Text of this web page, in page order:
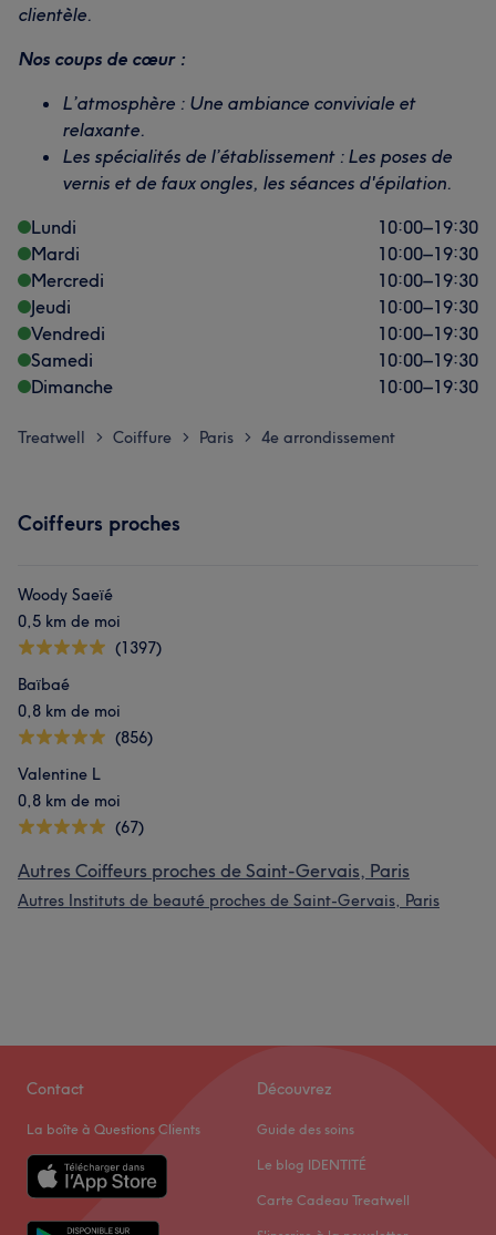
clientèle.
Nos coups de cœur :
L’atmosphère : Une ambiance conviviale et
relaxante.
Les spécialités de l’établissement : Les poses de
vernis et de faux ongles, les séances d'épilation.
Lundi
10:00–19:30
Mardi
10:00–19:30
Mercredi
10:00–19:30
Jeudi
10:00–19:30
Vendredi
10:00–19:30
Samedi
10:00–19:30
Dimanche
10:00–19:30
Treatwell > Coiffure > Paris > 4e arrondissement
Coiffeurs proches
Woody Saeïé
0,5 km de moi
(1397)
Baïbaé
0,8 km de moi
(856)
Valentine L
0,8 km de moi
(67)
Autres Coiffeurs proches de Saint-Gervais, Paris
Autres Instituts de beauté proches de Saint-Gervais, Paris
Contact
La boîte à Questions Clients
Découvrez
Guide des soins
Le blog IDENTITÉ
Carte Cadeau Treatwell